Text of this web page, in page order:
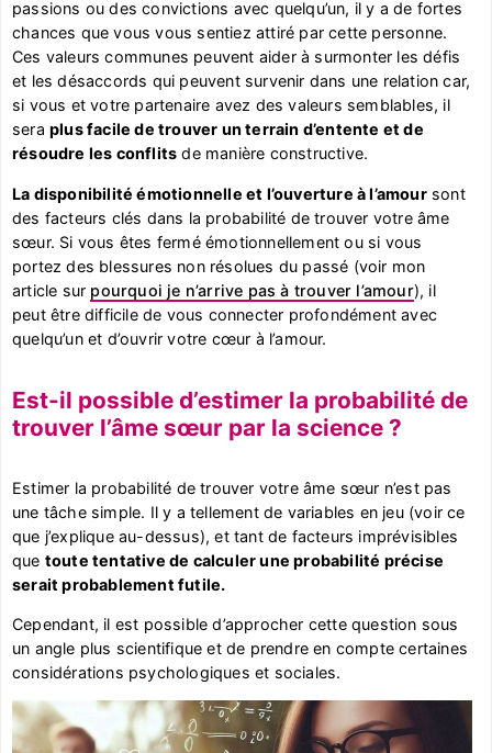
passions ou des convictions avec quelqu’un, il y a de fortes
chances que vous vous sentiez attiré par cette personne.
Ces valeurs communes peuvent aider à surmonter les défis
et les désaccords qui peuvent survenir dans une relation car,
si vous et votre partenaire avez des valeurs semblables, il
sera plus facile de trouver un terrain d’entente et de
résoudre les conflits de manière constructive.
La disponibilité émotionnelle et l’ouverture à l’amoursont
des facteurs clés dans la probabilité de trouver votre âme
sœur. Si vous êtes fermé émotionnellement ou si vous
portez des blessures non résolues du passé (voir mon
article sur pourquoi je n’arrive pas à trouver l’amour), il
peut être difficile de vous connecter profondément avec
quelqu’un et d’ouvrir votre cœur à l’amour.
Est-il possible d’estimer la probabilité de
trouver l’âme sœur par la science ?
Estimer la probabilité de trouver votre âme sœur n’est pas
une tâche simple. Il y a tellement de variables en jeu (voir ce
que j’explique au-dessus), et tant de facteurs imprévisibles
que toute tentative de calculer une probabilité précise
serait probablement futile.
Cependant, il est possible d’approcher cette question sous
un angle plus scientifique et de prendre en compte certaines
considérations psychologiques et sociales.